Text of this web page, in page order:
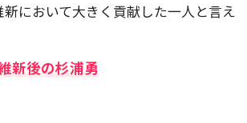
において大きく貢献した一人と言え
新後の杉浦勇